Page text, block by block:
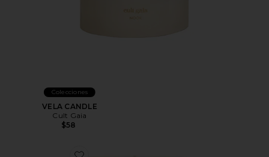
Colecciones
VELA CANDLE
Cult Gaia
$58